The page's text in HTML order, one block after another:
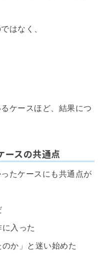
はなく、
ケースほど、結果につ
ースの共通点
たケースにも共通点が
入った
か」と迷い始めた